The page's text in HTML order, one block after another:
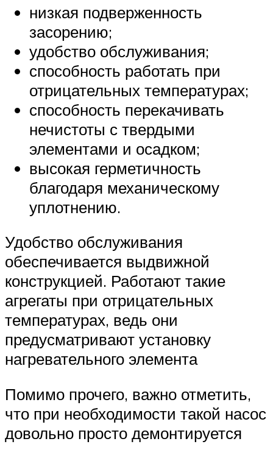
низкая подверженность
засорению;
удобство обслуживания;
способность работать при
отрицательных температурах;
способность перекачивать
нечистоты с твердыми
элементами и осадком;
высокая герметичность
благодаря механическому
уплотнению.
Удобство обслуживания
обеспечивается выдвижной
конструкцией. Работают такие
агрегаты при отрицательных
температурах, ведь они
предусматривают установку
нагревательного элемента
Помимо прочего, важно отметить,
что при необходимости такой насос
довольно просто демонтируется